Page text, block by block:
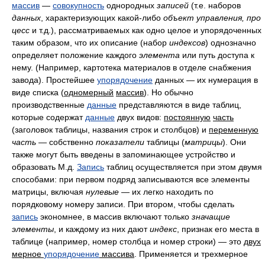
массив — совокупность однородных записей (т.е. наборов
данных , характеризующих какой-либо объект управления, про­
цесс и т.д.), рассматриваемых как одно целое и упорядоченных
таким образом, что их описание (набор индексов) однозначно
определяет положение каждого элемента или путь доступа к
нему. (Например, картотека материалов в отделе снабжения
завода). Простейшее упорядочение данных — их нумерация в
виде списка (одно­мерный массив). Но обычно
производственные данные представляются в виде таблиц,
которые содержат данные двух видов: постоянную часть
(заголовок таблицы, названия строк и столбцов) и переменную
часть — собственно показатели таблицы (матрицы). Они
также могут быть введены в запоминающее устройство и
образовать М.д. Запись таблиц осуществляется при этом двумя
способами: при первом подряд записываются все элементы
матрицы, включая нулевые — их легко находить по
порядковому номеру записи. При втором, чтобы сделать
запись экономнее, в массив включают только значащие
элементы , и каждому из них даютин­декс , признак его места в
таблице (например, номер столбца и номер строки) — это двух­
мерное упорядочение массива . Применяется и трехмерное